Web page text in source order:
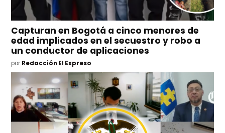
Capturan en Bogotá a cinco menores de
edad implicados en el secuestro y robo a
un conductor de aplicaciones
por Redacción El Expreso